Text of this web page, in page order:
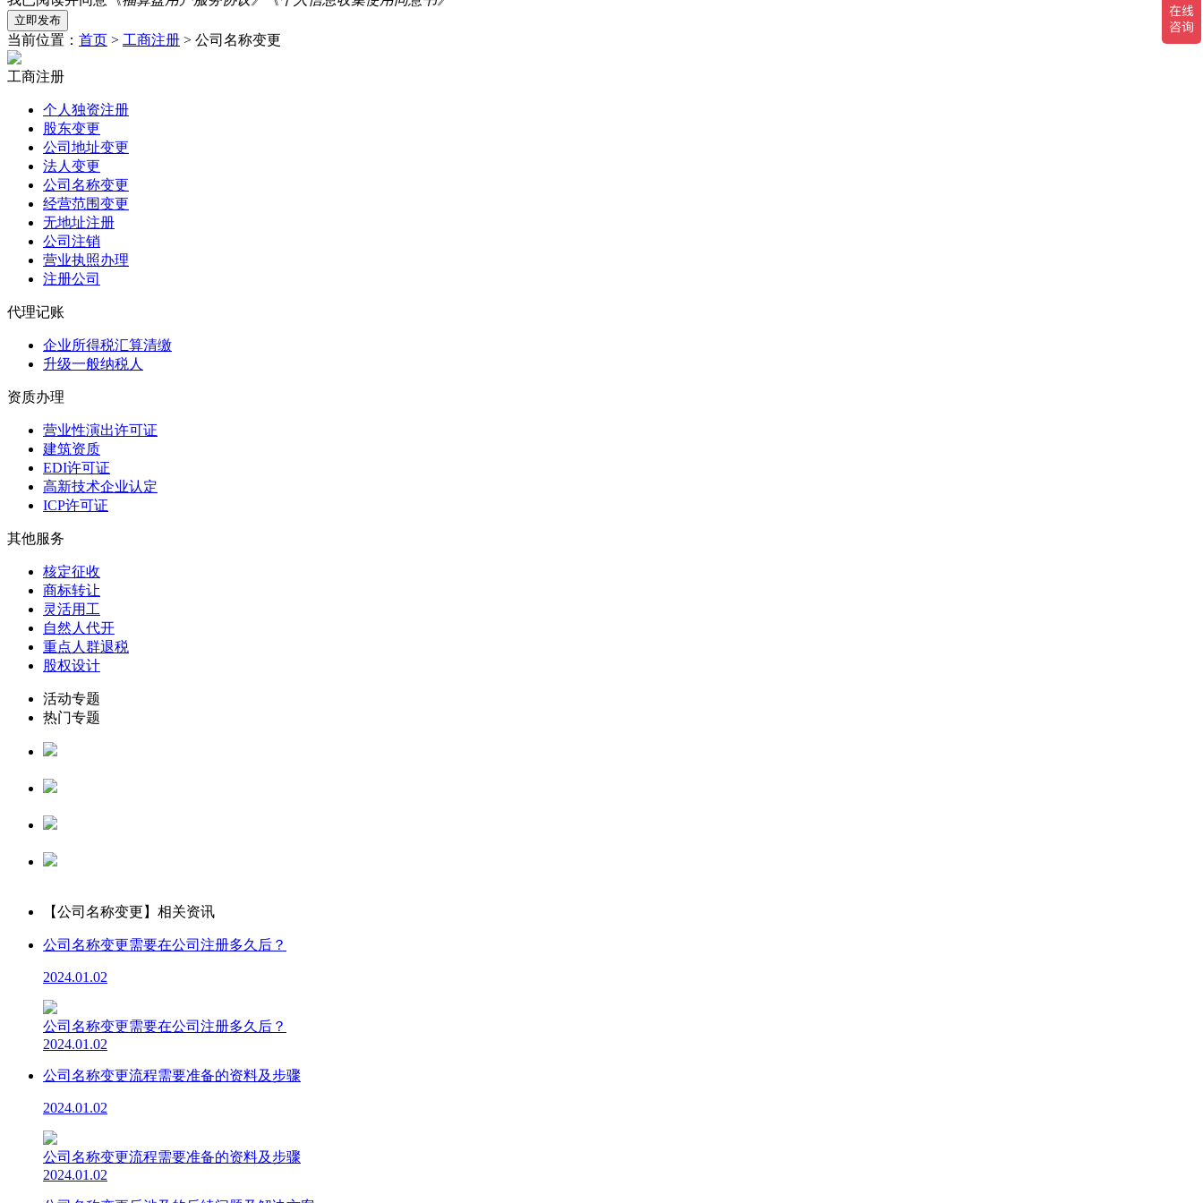
当前位置： 首页 > 工商注册 > 公司名称变更
工商注册
个人独资注册
股东变更
公司地址变更
法人变更
公司名称变更
经营范围变更
无地址注册
公司注销
营业执照办理
注册公司
代理记账
企业所得税汇算清缴
升级一般纳税人
资质办理
营业性演出许可证
建筑资质
EDI许可证
高新技术企业认定
ICP许可证
其他服务
核定征收
商标转让
灵活用工
自然人代开
重点人群退税
股权设计
活动专题
热门专题
【公司名称变更】 相关资讯
公司名称变更需要在公司注册多久后？
2024.01.02
公司名称变更需要在公司注册多久后？
2024.01.02
公司名称变更流程需要准备的资料及步骤
2024.01.02
公司名称变更流程需要准备的资料及步骤
2024.01.02